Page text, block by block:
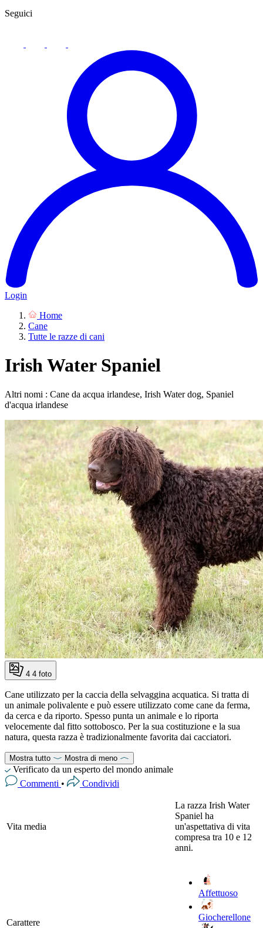
Seguici
Login
Home
Cane
Tutte le razze di cani
Irish Water Spaniel
Altri nomi : Cane da acqua irlandese, Irish Water dog, Spaniel
d'acqua irlandese
4 4 foto
Cane utilizzato per la caccia della selvaggina acquatica. Si tratta di
un animale polivalente e può essere utilizzato come cane da ferma,
da cerca e da riporto. Spesso punta un animale e lo riporta
velocemente dal fitto sottobosco. Per la sua costituzione e la sua
natura, questa razza è tradizionalmente favorita dai cacciatori.
Mostra tutto Mostra di meno
Verificato da un esperto del mondo animale
Commenti • Condividi
Vita media
La razza Irish Water
Spaniel ha
un'aspettativa di vita
compresa tra 10 e 12
anni.
Carattere
Affettuoso
Giocherellone